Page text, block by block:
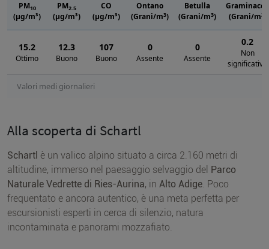
Valori medi giornalieri
PM10
(μg/m³)
PM2.5
(μg/m³)
CO
(μg/m³)
Ontano
(Grani/m3)
Betulla
(Grani/m3)
Graminacee
(Grani/m3
15.2
Ottimo
12.3
Buono
107
Buono
0
Assente
0
Assente
0.2
Non
significativo
Alla scoperta di Schartl
Schartl è un valico alpino situato a circa 2.160 metri di
altitudine, immerso nel paesaggio selvaggio del Parco
Naturale Vedrette di Ries-Aurina, in Alto Adige . Poco
frequentato e ancora autentico, è una meta perfetta per
escursionisti esperti in cerca di silenzio, natura
incontaminata e panorami mozzafiato.